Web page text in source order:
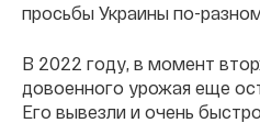
просьбы Украины по-
В 2022 году, в момент
довоенного урожая еще
Его вывезли и очень